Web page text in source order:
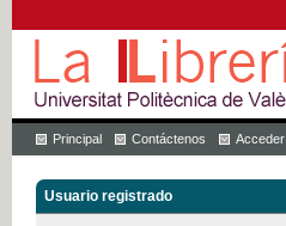
Principal Contáctenos Acceder
Usuario registrado